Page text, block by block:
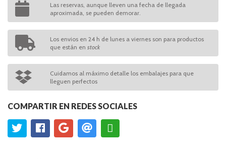
Las reservas, aunque lleven una fecha de llegada
aproximada, se pueden demorar.
Los envios en 24 h de lunes a viernes son para productos
que están en stock
Cuidamos al máximo detalle los embalajes para que
lleguen perfectos
COMPARTIR EN REDES SOCIALES